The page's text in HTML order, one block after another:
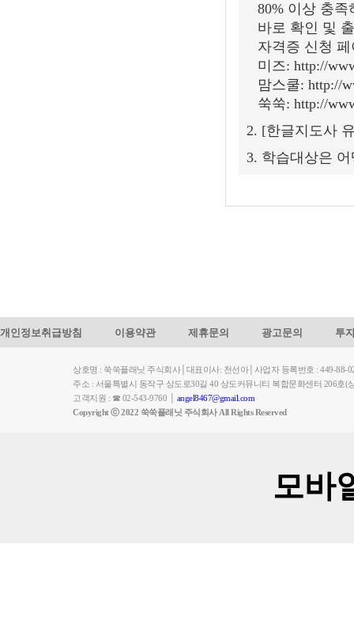
80% 이상 충
바로 확인 및
자격증 신청
미즈: http://
맘스쿨: http://
쑥쑥: http://
2. [한글지도사
3. 학습대상은
개인정보취급방침 이용약관 제휴문의 광고문의 투
상호명 : 쑥쑥플래닛 주식회사│대표이사: 천선아│사업자 등록번호 : 449-88-
주소 : 서울특별시 동작구 상도로30길 40 상도커뮤니티 복합문화센터 206호(
고객지원 : ☎ 02-543-9760 │ angel8467@gmail.com
Copyright ⓒ 2022 쑥쑥플래닛 주식회사 All Rights Reserved
모바